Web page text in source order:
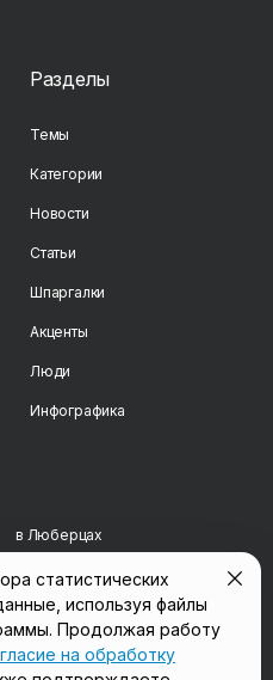
Разделы
Темы
Категории
Новости
Статьи
Шпаргалки
Акценты
Люди
Инфографика
в Люберцах
в Красногорске
в Королёве
в Домодедово
статистических
используя файлы
Продолжая работу
на обработку